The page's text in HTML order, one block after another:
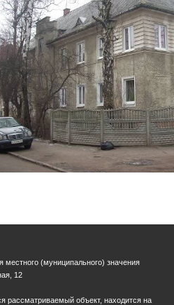
местного (муниципального) значения
12
рассматриваемый объект, находится на